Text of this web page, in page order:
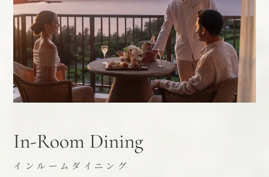
インルームダイニング
In-Room Dining